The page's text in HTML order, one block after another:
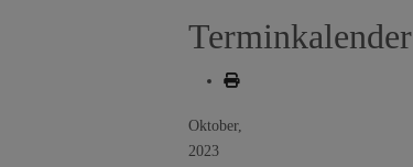
Terminkalender
Oktober,
2023